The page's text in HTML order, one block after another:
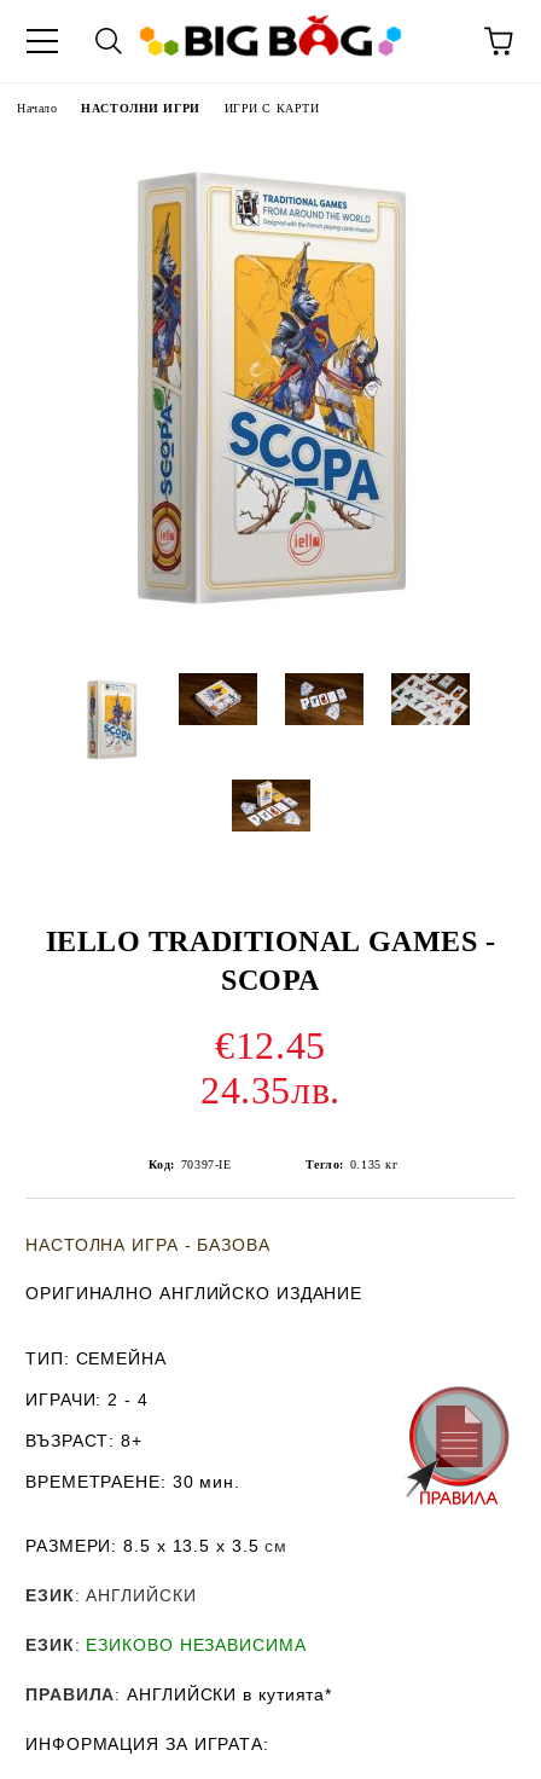
Начало НАСТОЛНИ ИГРИ ИГРИ С КАРТИ
IELLO TRADITIONAL GAMES -
SCOPA
€12.45
24.35лв.
Код: 70397-IE Тегло: 0.135 кг
НАСТОЛНА ИГРА - БАЗОВА
ОРИГИНАЛНО АНГЛИЙСКО ИЗДАНИЕ
ТИП: СЕМЕЙНА
ИГРАЧИ: 2 - 4
ВЪЗРАСТ: 8+
ВРЕМЕТРАЕНЕ: 30 мин.
РАЗМЕРИ:8.5 x 13.5 x 3.5 см
ЕЗИК: АНГЛИЙСКИ
ЕЗИК: ЕЗИКОВО НЕЗАВИСИМА
ПРАВИЛА: АНГЛИЙСКИ в кутията*
ИНФОРМАЦИЯ ЗА ИГРАТА: